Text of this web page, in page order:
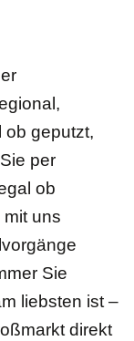
ob geputzt,
per
ob
uns
Sie
liebsten ist –
direkt